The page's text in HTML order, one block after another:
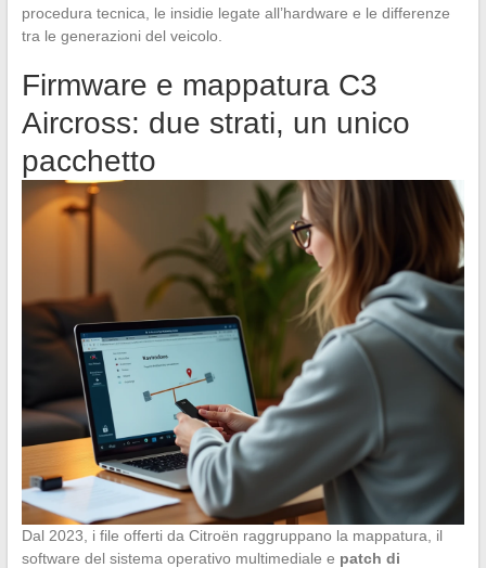
procedura tecnica, le insidie legate all’hardware e le differenze
tra le generazioni del veicolo.
Firmware e mappatura C3
Aircross: due strati, un unico
pacchetto
Dal 2023, i file offerti da Citroën raggruppano la mappatura, il
software del sistema operativo multimediale e patch di